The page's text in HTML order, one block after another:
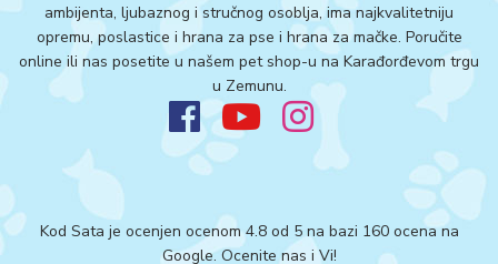
ambijenta, ljubaznog i stručnog osoblja, ima najkvalitetniju
opremu, poslastice i hrana za pse i hrana za mačke. Poručite
online ili nas posetite u našem pet shop-u na Karađorđevom trgu
u Zemunu.
Kod Sata je ocenjen ocenom 4.8 od 5 na bazi 160 ocena na
Google.Ocenite nas i Vi!